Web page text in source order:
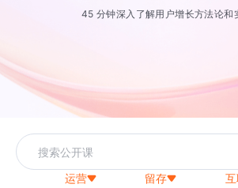
45 分钟深入了解用户增长方法论和
运营 留存